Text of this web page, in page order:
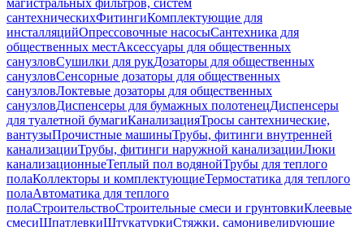
магистральных фильтров, систем
сантехническихФитингиКомплектующие для
инсталляцийОпрессовочные насосыСантехника для
общественных местАксессуары для общественных
санузловСушилки для рукДозаторы для общественных
санузловСенсорные дозаторы для общественных
санузловЛоктевые дозаторы для общественных
санузловДиспенсеры для бумажных полотенецДиспенсеры
для туалетной бумагиКанализацияТросы сантехнические,
вантузыПрочистные машиныТрубы, фитинги внутренней
канализацииТрубы, фитинги наружной канализацииЛюки
канализационныеТеплый пол водянойТрубы для теплого
полаКоллекторы и комплектующиеТермостатика для теплого
полаАвтоматика для теплого
полаСтроительствоСтроительные смеси и грунтовкиКлеевые
смесиШпатлевкиШтукатуркиСтяжки, самонивелирующие